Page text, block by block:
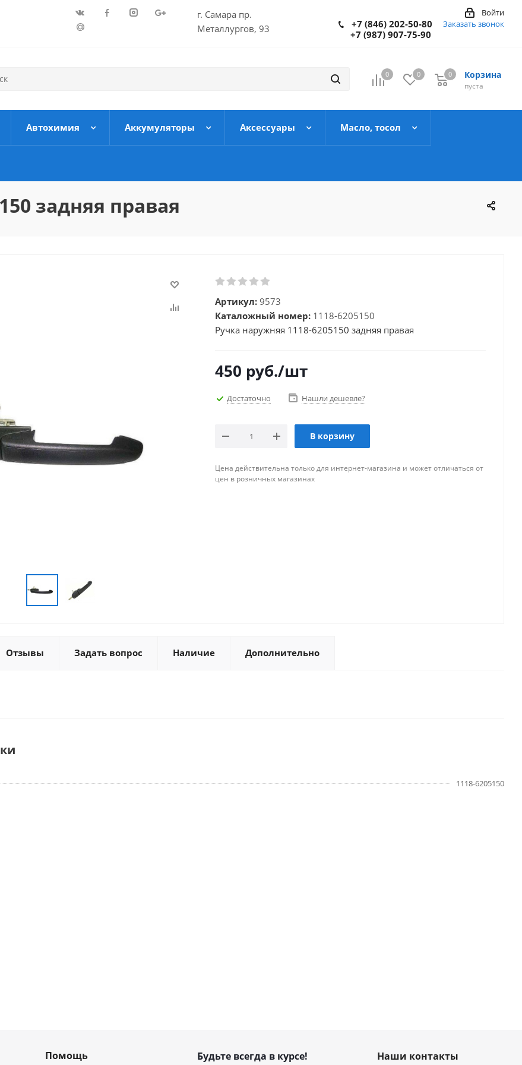
г. Самара пр.
Металлургов, 93
Войти
+7 (846) 202-50-80
+7 (987) 907-75-90
Заказать звонок
0 0 Корзина
пуста
0
Автохимия Аккумуляторы Аксессуары Масло, тосол
задняя правая
Артикул: 9573
Каталожный номер: 1118-6205150
Ручка наружняя 1118-6205150 задняя правая
450 руб./шт
Достаточно Нашли дешевле?
В корзину
Цена действительна только для интернет-магазина и может отличаться от
цен в розничных магазинах
Отзывы Задать вопрос Наличие Дополнительно
1118-6205150
Помощь Будьте всегда в курсе! Наши контакты